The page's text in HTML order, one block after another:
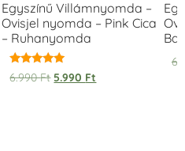
Egyszínű Villámnyomda –
Ovisjel nyomda – Pink Cica
– Ruhanyomda
Értékelés:
5.00
6.990Ft 5.990 Ft